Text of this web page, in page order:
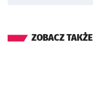
ZOBACZ TAKŻE